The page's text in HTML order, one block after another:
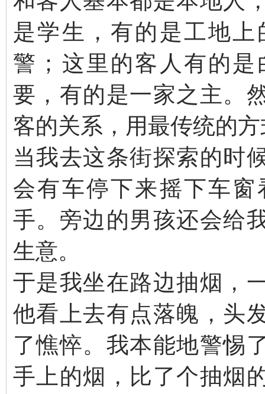
是学生，有的是工地
警；这里的客人有的
要，有的是一家之主。
客的关系，用最传统的
当我去这条街探索的时
会有车停下来摇下车
手。旁边的男孩还会给
生意。
于是我坐在路边抽烟，
他看上去有点落魄，头
了憔悴。我本能地警惕
手上的烟，比了个抽烟